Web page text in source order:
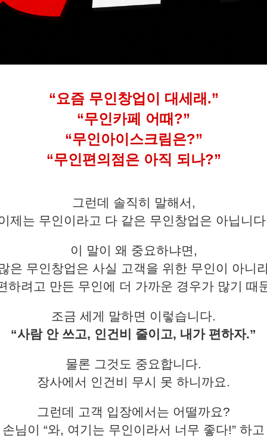
“요즘 무인창업이 대세래.”
“무인카페 어때?”
“무인아이스크림은?”
“무인편의점은 아직 되나?”
그런데 솔직히 말해서,
제는 무인이라고 다 같은 무인창업은 아닙니
이 말이 왜 중요하냐면,
은 무인창업은 사실 고객을 위한 무인이 아니
하려고 만든 무인에 더 가까운 경우가 많기 때
조금 세게 말하면 이렇습니다.
“사람 안 쓰고, 인건비 줄이고, 내가 편하자.”
물론 그것도 중요합니다.
장사에서 인건비 무시 못 하니까요.
그런데 고객 입장에서는 어떨까요?
손님이 “와, 여기는 무인이라서 너무 좋다!” 하고